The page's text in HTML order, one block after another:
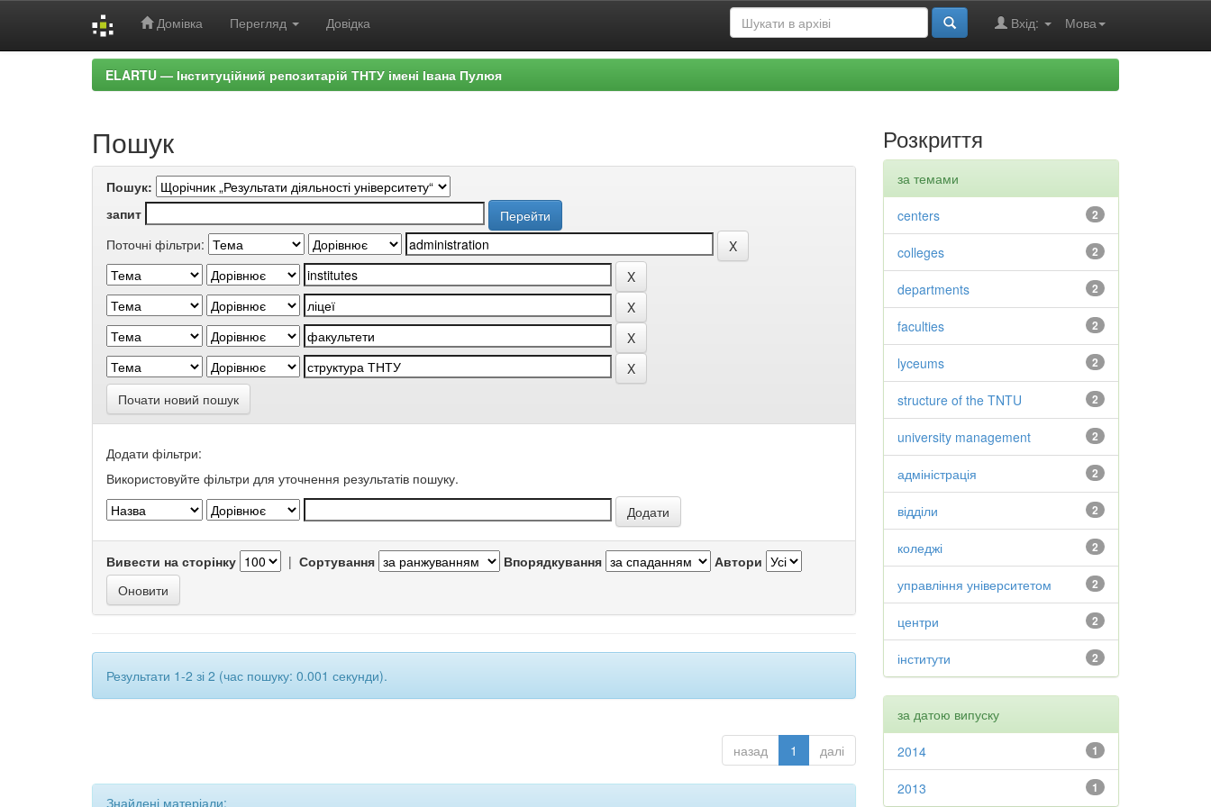
Домівка Перегляд Довідка Мова
Вхід:
ELARTU — Інституційний репозитарій ТНТУ імені Івана Пулюя
Пошук
Пошук:
запит
Поточні фільтри:
Почати новий пошук
Додати фільтри:
Використовуйте фільтри для уточнення результатів пошуку.
Вивести на сторінку | Сортування Впорядкування Автори
Результати 1-2 зі 2 (час пошуку: 0.001 секунди).
назад 1 далі
Знайдені матеріали:
Розкриття
за темами
2
centers
2
colleges
2
departments
2
faculties
2
lyceums
2
structure of the TNTU
2
university management
2
адміністрація
2
відділи
2
коледжі
2
управління університетом
2
центри
2
інститути
за датою випуску
1
2014
1
2013